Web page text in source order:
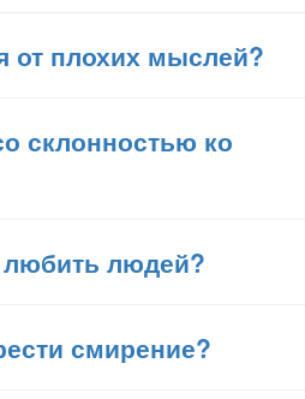
от плохих мыслей?
склонностью ко
любить людей?
смирение?